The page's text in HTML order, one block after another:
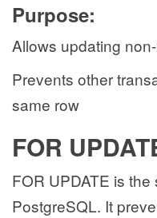
Purpose:
Allows updating
Prevents other
same row
FOR
FOR UPDATE is
PostgreSQL. It